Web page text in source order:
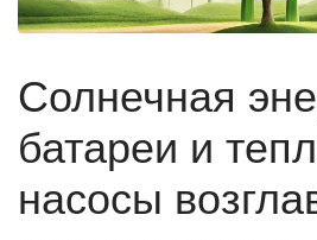
Солнечная
батареи и
насосы